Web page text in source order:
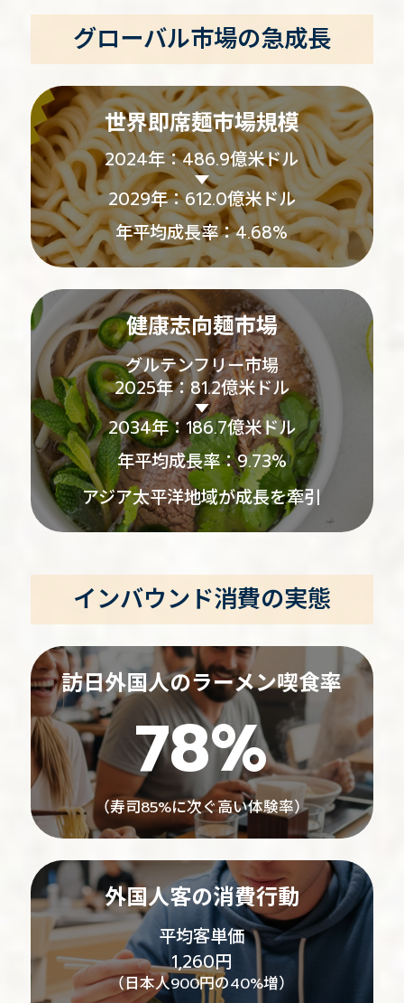
グローバル市場の急成長
世界即席麺市場規模
2024年：486.9億米ドル
2029年：612.0億米ドル
年平均成長率：4.68%
健康志向麺市場
グルテンフリー市場
2025年：81.2億米ドル
2034年：186.7億米ドル
年平均成長率：9.73%
アジア太平洋地域が成長を牽引
インバウンド消費の実態
訪日外国人のラーメン喫食率
78%
（寿司85%に次ぐ高い体験率）
外国人客の消費行動
平均客単価
1,260円
（日本人900円の40%増）